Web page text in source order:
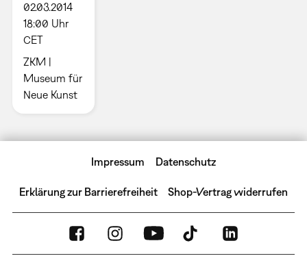
02.03.2014
18:00 Uhr
CET
ZKM |
Museum für
Neue Kunst
Impressum Datenschutz
Erklärung zur Barrierefreiheit Shop-Vertrag widerrufen